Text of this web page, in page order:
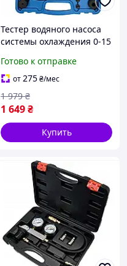
Тестер водяного насоса
системы охлаждения 0-15
Готово к отправке
от275₴/мес
1 649₴
1 979 ₴
Купить